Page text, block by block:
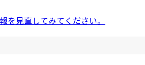
見直してみてください。